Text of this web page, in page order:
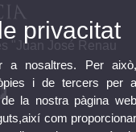
"Juan José Renau
privacitat
a nosaltres. Per
i de tercers per
la nostra pàgina
com